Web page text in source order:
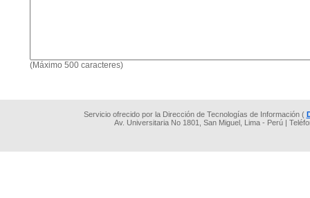
(Máximo 500 caracteres)
Servicio ofrecido por la Dirección de Tecnologías de Información (
Av. Universitaria No 1801, San Miguel, Lima - Perú |